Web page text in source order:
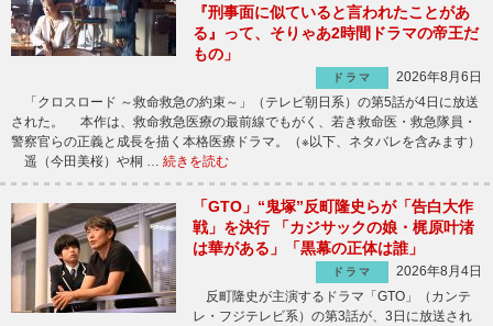
『刑事面に似ていると言われたことがあ
る』って、そりゃあ2時間ドラマの帝王だ
もの」
ドラマ
2026年8月6日
「クロスロード ～救命救急の約束～」（テレビ朝日系）の第5話が4日に放送
された。 本作は、救命救急医療の最前線でもがく、若き救命医・救急隊員・
警察官らの正義と成長を描く本格医療ドラマ。（※以下、ネタバレを含みます）
遥（今田美桜）や桐 … 続きを読む
「GTO」“鬼塚”反町隆史らが「告白大作
戦」を決行 「カジサックの娘・梶原叶渚
は華がある」「黒幕の正体は誰」
ドラマ
2026年8月4日
反町隆史が主演するドラマ「GTO」（カンテ
レ・フジテレビ系）の第3話が、3日に放送され